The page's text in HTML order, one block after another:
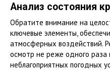
Анализ состояния
Обратите внимание на
ключевые элементы,
атмосферных воздействий.
осмотр не реже одного раза
неблагоприятных погодных